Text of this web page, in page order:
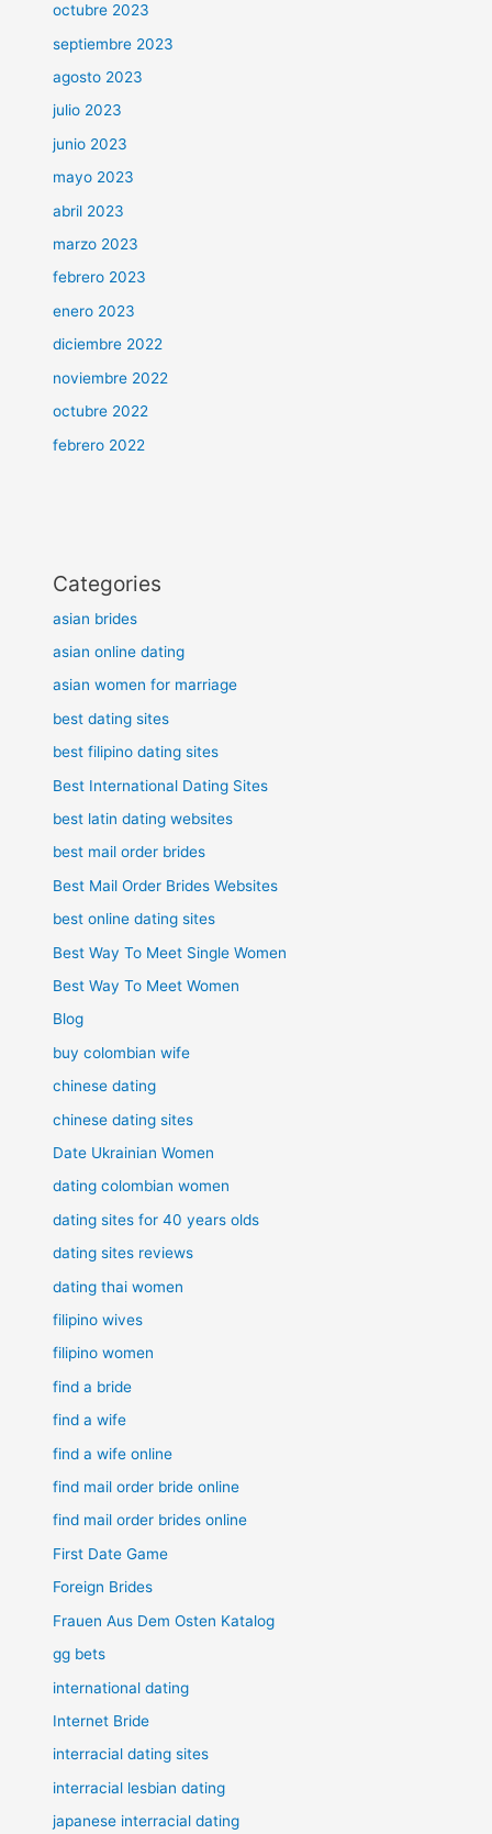
octubre 2023
septiembre 2023
agosto 2023
julio 2023
junio 2023
mayo 2023
abril 2023
marzo 2023
febrero 2023
enero 2023
diciembre 2022
noviembre 2022
octubre 2022
febrero 2022
Categories
asian brides
asian online dating
asian women for marriage
best dating sites
best filipino dating sites
Best International Dating Sites
best latin dating websites
best mail order brides
Best Mail Order Brides Websites
best online dating sites
Best Way To Meet Single Women
Best Way To Meet Women
Blog
buy colombian wife
chinese dating
chinese dating sites
Date Ukrainian Women
dating colombian women
dating sites for 40 years olds
dating sites reviews
dating thai women
filipino wives
filipino women
find a bride
find a wife
find a wife online
find mail order bride online
find mail order brides online
First Date Game
Foreign Brides
Frauen Aus Dem Osten Katalog
gg bets
international dating
Internet Bride
interracial dating sites
interracial lesbian dating
japanese interracial dating